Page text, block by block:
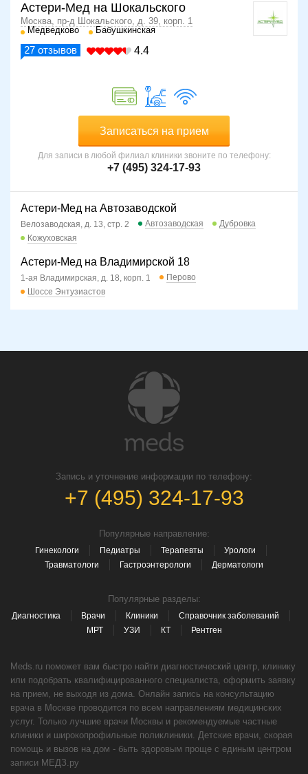
Астери-Мед на Шокальского
Москва, пр-д Шокальского, д. 39, корп. 1
Медведково
Бабушкинская
27 отзывов 4.4
Записаться на прием
Для записи в любой филиал клиники звоните по телефону:
+7 (495) 324-17-93
Астери-Мед на Автозаводской
Велозаводская, д. 13, стр. 2 Автозаводская
Дубровка
Кожуховская
Астери-Мед на Владимирской 18
1-ая Владимирская, д. 18, корп. 1
Перово
Шоссе Энтузиастов
Запись и уточнение информации по телефону:
+7 (495) 324-17-93
Популярные направление:
Гинекологи Педиатры Терапевты
Урологи
Травматологи
Гастроэнтерологи Дерматологи
Популярные разделы:
Диагностика Врачи Клиники
Справочник заболеваний
МРТ
УЗИ КТ Рентген
Meds.ru поможет вам быстро найти диагностический центр, клинику
или подобрать квалифицированного специалиста, оформить заявку
на прием, не выходя из дома. Онлайн запись на консультацию
врача в Москве проводится по всем направлениям медицинских
услуг. Только лучшие врачи Москвы и рекомендуемые частные
клиники и широкопрофильные поликлиники. Детские врачи, скорая
помощь и вызов на дом - быть здоровым проще с единым центром
записи МЕДЗ.ру